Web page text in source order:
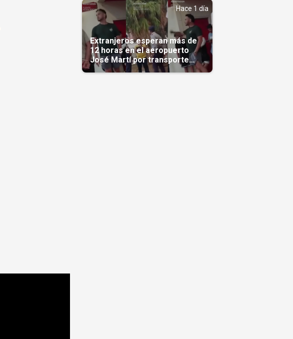
Hace 1 día
Extranjeros esperan más de
12 horas en el aeropuerto
José Martí por transporte
reservado semanas